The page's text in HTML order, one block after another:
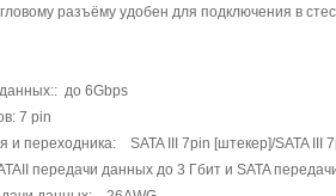
разъёму удобен для подключения в
до 6Gbps
7 pin
и переходника: SATA III 7pin [штекер]/SATA III
передачи данных до 3 Гбит и SATA